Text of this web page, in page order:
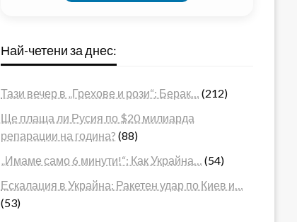
Най-четени за днес:
Тази вечер в „Грехове и рози“: Берак…
(212)
Ще плаща ли Русия по $20 милиарда
репарации на година? (88)
„Имаме само 6 минути!“: Как Украйна…
(54)
Ескалация в Украйна: Ракетен удар по Киев и…
(53)